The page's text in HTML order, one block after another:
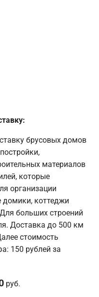
брусовых домов
материалов
которые
организации
коттеджи
больших строений
Доставка до 500 км
стоимость
150 рублей за
руб.